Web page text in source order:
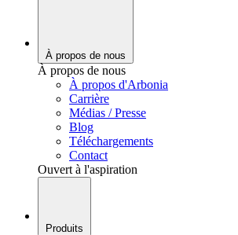
À propos de nous
À propos de nous
À propos d'Arbonia
Carrière
Médias / Presse
Blog
Téléchargements
Contact
Ouvert à l'aspiration
Produits